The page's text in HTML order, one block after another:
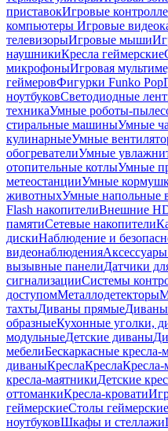
приставокИгровые
компьютеры Игровые
телевизорыИгровые мыши
наушникиКресла геймерские
микрофоныИгровая
геймеровФигурки Funko Pop
ноутбуковСветодиодные
техникаУмные роботы-
стиральные машиныУмные
кулинарныеУмные
обогревателиУмные
отопительные котлыУмные
метеостанцииУмные
животныхУмные напольные
Flash накопителиВнешние
памятиСетевые накопители
дискиНаблюдение и
видеонаблюдения
вызывные панелиДатчики
сигнализацииСистемы
доступомМеталлодетекторы
тахтыДиваны прямые
образныеКухонные уголки,
модульныеДетские диваны
мебелиБескаркасные
диваныКреслаКресла
кресла-маятникиДетские
оттоманкиКресла-кровати
геймерскиеСтолы геймерские
ноутбуковШкафы и стеллажи